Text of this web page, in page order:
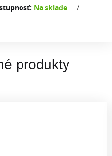
Na sklade
/
produkty